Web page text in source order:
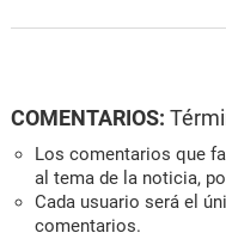
COMENTARIOS:
Los comentarios que
al tema de la noticia,
Cada usuario será el
comentarios.